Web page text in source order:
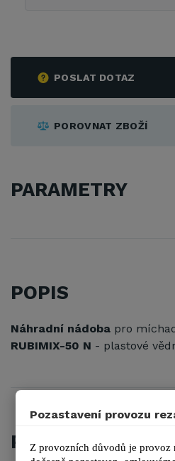
POSLAT DOTAZ
POROVNAT ZBOŽÍ
PARAMETRY
POPIS
Náhradní nádoba pro
RUBIMIX-50 N - plastové
PŘÍSLUŠENSTVÍ
Pozastavení provozu
Z provozních důvodů je provoz